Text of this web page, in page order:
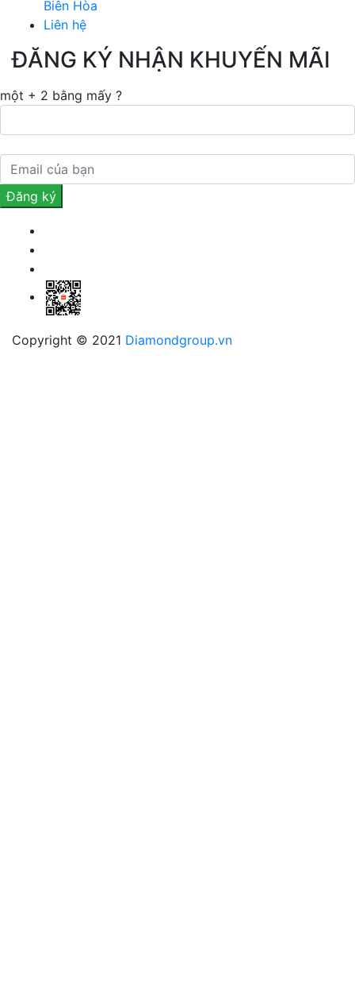
Biên Hòa
Liên hệ
ĐĂNG KÝ NHẬN KHUYẾN MÃI
một + 2 bằng mấy ?
Copyright © 2021 Diamondgroup.vn